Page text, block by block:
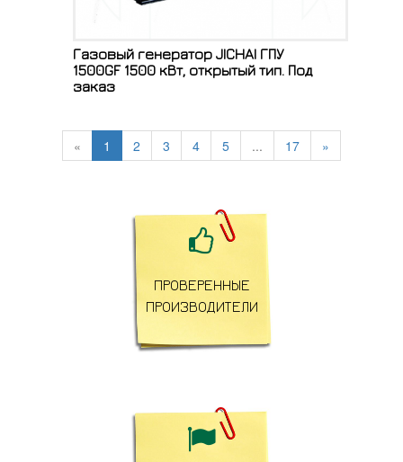
Газовый генератор JICHAI ГПУ
1500GF 1500 кВт, открытый тип. Под
заказ
« 1 2 3 4 5 ... 17 »

ПРОВЕРЕННЫЕ
ПРОИЗВОДИТЕЛИ
